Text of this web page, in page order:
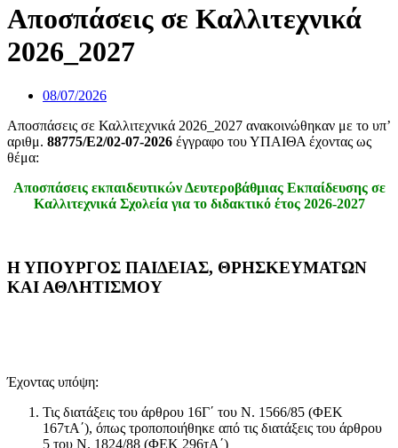
Αποσπάσεις σε Καλλιτεχνικά
2026_2027
08/07/2026
Αποσπάσεις σε Καλλιτεχνικά 2026_2027 ανακοινώθηκαν με το υπ’
αριθμ. 88775/Ε2/02-07-2026 έγγραφο του ΥΠΑΙΘΑ έχοντας ως
θέμα:
Αποσπάσεις εκπαιδευτικών Δευτεροβάθμιας Εκπαίδευσης σε
Καλλιτεχνικά Σχολεία για το διδακτικό έτος 2026-2027
Η ΥΠΟΥΡΓΟΣ ΠΑΙΔΕΙΑΣ, ΘΡΗΣΚΕΥΜΑΤΩΝ
ΚΑΙ ΑΘΛΗΤΙΣΜΟΥ
Έχοντας υπόψη:
Τις διατάξεις του άρθρου 16Γ΄ του Ν. 1566/85 (ΦΕΚ
167τΑ΄), όπως τροποποιήθηκε από τις διατάξεις του άρθρου
5 του Ν. 1824/88 (ΦΕΚ 296τΑ΄)